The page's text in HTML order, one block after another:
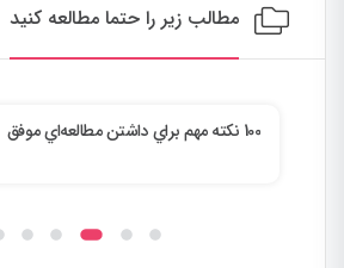
مطالب زیر را حتما مطالعه کنید
100 نكته مهم براي داشتن مطالعه‌اي موفق